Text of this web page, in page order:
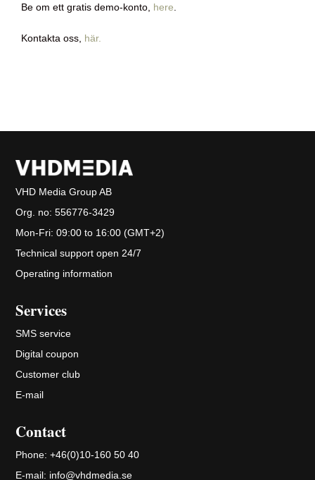
Be om ett gratis demo-konto, here
Kontakta oss, här.
VHD Media Group AB
Org. no:556776-3429
Mon-Fri: 09:00 to 16:00 (GMT+2)
Technical support open 24/7
Operating information
Services
SMS service
Digital coupon
Customer club
E-mail
Contact
Phone:+46(0)10-160 50 40
E-mail: info@vhdmedia.se